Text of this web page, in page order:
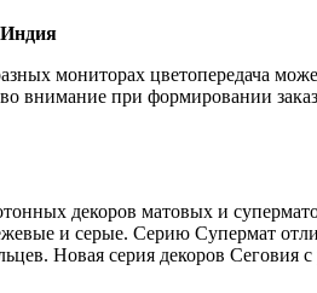
Индия
мониторах цветопередача
внимание при формировании
декоров матовых и
и серые. Серию Супермат
Новая серия декоров